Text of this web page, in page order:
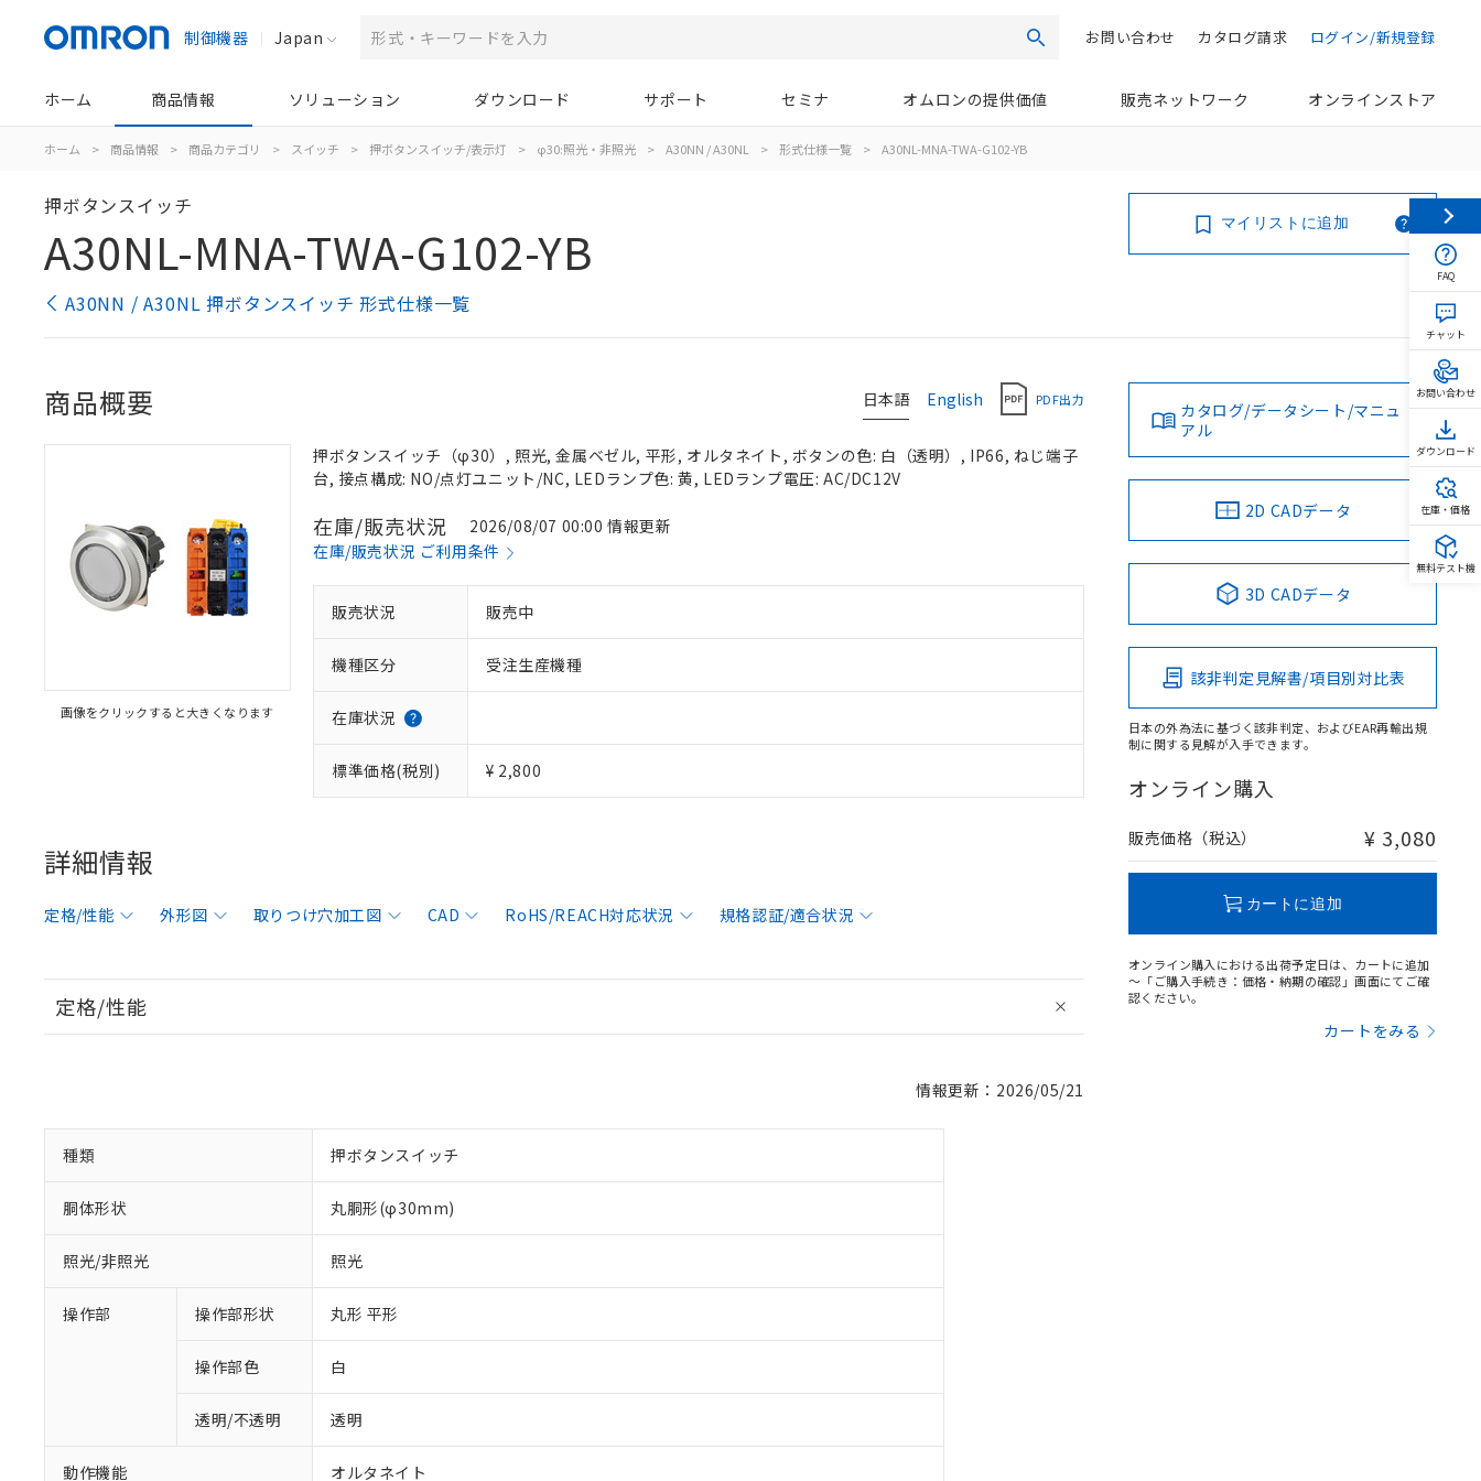
制御機器 Japan 検索 ログイン/新規登録
カタログ請求
お問い合わせ
ホーム 商品情報 ソリューション ダウンロード サポート セミナ オムロンの提供価値 販売ネットワーク オンラインストア
ホーム > 商品情報 > 商品カテゴリ > スイッチ > 押ボタンスイッチ/表示灯 > φ30:照光・非照光 > A30NN / A30NL > 形式仕様一覧 > A30NL-MNA-TWA-G102-YB
押ボタンスイッチ
A30NL-MNA-TWA-G102-YB
A30NN / A30NL 押ボタンスイッチ 形式仕様一覧
マイリストに追加
日本語 English PDF出力
商品概要
画像をクリックすると大きくなります
押ボタンスイッチ（φ30）, 照光, 金属ベゼル, 平形, オルタネイト, ボタンの色: 白（透明）, IP66, ねじ端子
台, 接点構成: NO/点灯ユニット/NC, LEDランプ色: 黄, LEDランプ電圧: AC/DC12V
在庫/販売状況
2026/08/07 00:00 情報更新
在庫/販売状況 ご利用条件
販売状況 販売中
機種区分 受注生産機種
在庫状況
標準価格(税別) ¥ 2,800
詳細情報
定格/性能 外形図 取りつけ穴加工図 CAD RoHS/REACH対応状況 規格認証/適合状況
定格/性能
情報更新：2026/05/21
種類 押ボタンスイッチ
胴体形状 丸胴形(φ30mm)
照光/非照光 照光
操作部 操作部形状 丸形 平形
操作部色 白
透明/不透明 透明
動作機能 オルタネイト
カタログ/データシート/マニュ
アル
2D CADデータ
3D CADデータ
該非判定見解書/項目別対比表
日本の外為法に基づく該非判定、およびEAR再輸出規
制に関する見解が入手できます。
オンライン購入
販売価格（税込） ¥ 3,080
カートに追加
オンライン購入における出荷予定日は、カートに追加
～「ご購入手続き：価格・納期の確認」画面にてご確
認ください。
カートをみる
FAQ
チャット
お問い合わせ
ダウンロード
在庫・価格
無料テスト機